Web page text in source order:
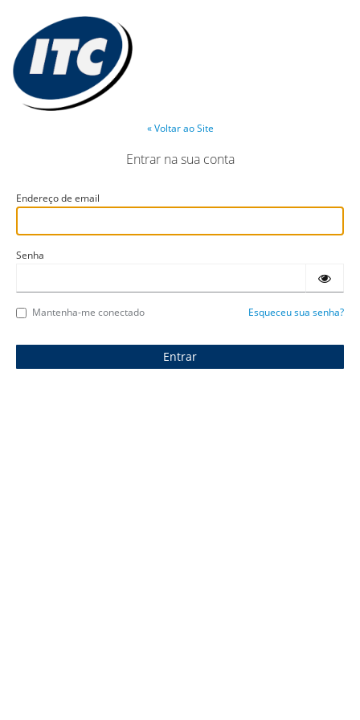
« Voltar ao Site
Entrar na sua conta
Endereço de email
Senha
Mantenha-me conectado Esqueceu sua senha?